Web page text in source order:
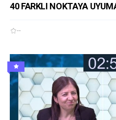
40 FARKLI NOKTAYA
--